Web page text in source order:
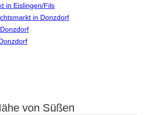
in Eislingen/Fils
in Donzdorf
von Süßen